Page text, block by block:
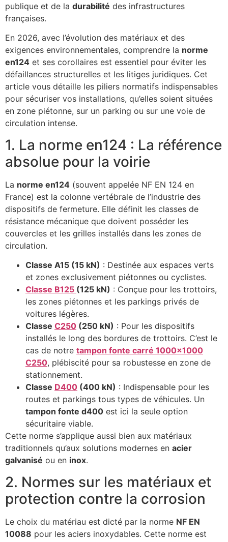
publique et de la durabilité des infrastructures
françaises.
En 2026, avec l’évolution des matériaux et des
exigences environnementales, comprendre la norme
en124 et ses corollaires est essentiel pour éviter les
défaillances structurelles et les litiges juridiques. Cet
article vous détaille les piliers normatifs indispensables
pour sécuriser vos installations, qu’elles soient situées
en zone piétonne, sur un parking ou sur une voie de
circulation intense.
1. La norme en124 : La référence
absolue pour la voirie
La norme en124 (souvent appelée NF EN 124 en
France) est la colonne vertébrale de l’industrie des
dispositifs de fermeture. Elle définit les classes de
résistance mécanique que doivent posséder les
couvercles et les grilles installés dans les zones de
circulation.
Classe A15 (15 kN) : Destinée aux espaces verts
et zones exclusivement piétonnes ou cyclistes.
Classe B125 (125 kN) : Conçue pour les trottoirs,
les zones piétonnes et les parkings privés de
voitures légères.
Classe C250 (250 kN) : Pour les dispositifs
installés le long des bordures de trottoirs. C’est le
cas de notre tampon fonte carré 1000×1000
C250, plébiscité pour sa robustesse en zone de
stationnement.
Classe D400 (400 kN) : Indispensable pour les
routes et parkings tous types de véhicules. Un
tampon fonte d400 est ici la seule option
sécuritaire viable.
Cette norme s’applique aussi bien aux matériaux
traditionnels qu’aux solutions modernes en acier
galvanisé ou en inox.
2. Normes sur les matériaux et
protection contre la corrosion
Le choix du matériau est dicté par la norme NF EN
10088 pour les aciers inoxydables. Cette norme est